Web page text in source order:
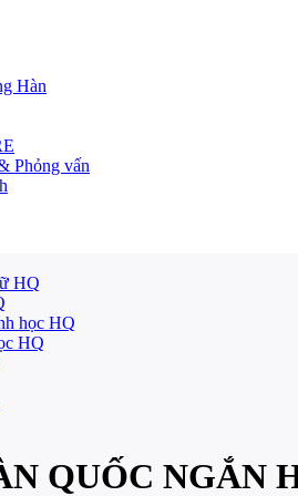
Hàn
Phỏng vấn
HQ
học HQ
HQ
QUỐC NGẮN